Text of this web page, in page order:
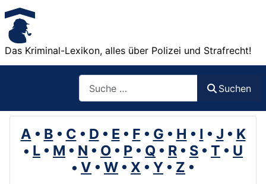
Das Kriminal-Lexikon, alles über Polizei und Strafrecht!
Suchen
A • B • C • D • E • F • G • H • I • J • K
• L • M • N • O • P • Q • R • S • T • U
• V • W • X • Y • Z •